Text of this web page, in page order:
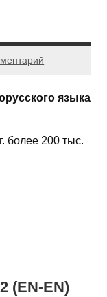
языка
более 200 тыс.
(EN-EN)